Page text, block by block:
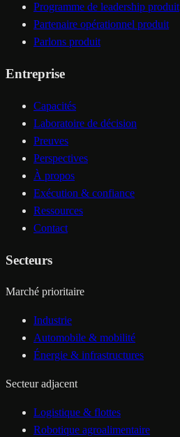
Programme de leadership produit
Partenaire opérationnel produit
Parlons produit
Entreprise
Capacités
Laboratoire de décision
Preuves
Perspectives
À propos
Exécution & confiance
Ressources
Contact
Secteurs
Marché prioritaire
Industrie
Automobile & mobilité
Énergie & infrastructures
Secteur adjacent
Logistique & flottes
Robotique agroalimentaire